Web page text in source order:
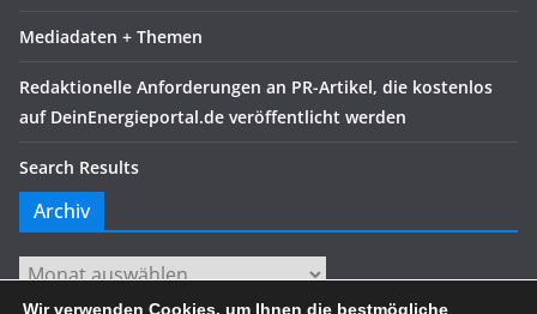
Mediadaten + Themen
Redaktionelle Anforderungen an PR-Artikel, die kostenlos
auf DeinEnergieportal.de veröffentlicht werden
Search Results
Archiv
Archiv
Wir verwenden Cookies, um Ihnen die bestmögliche